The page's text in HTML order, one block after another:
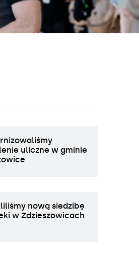
uliczne w gminie
nową siedzibę
w Zdzieszowicach